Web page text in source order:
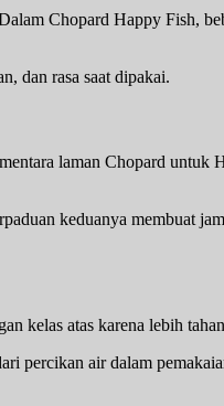
Chopard Happy Fish,
dan rasa saat dipakai.
laman Chopard untuk
keduanya membuat
kelas atas karena lebih
percikan air dalam